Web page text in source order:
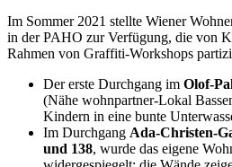
Im Sommer 2021 stellte Wiener
in der PAHO zur Verfügung, die von
Rahmen von Graffiti-Workshops
Der erste Durchgang im Olof-
(Nähe wohnpartner-Lokal
Kindern in eine bunte
Im Durchgang Ada-Christen-
und 138, wurde das eigene